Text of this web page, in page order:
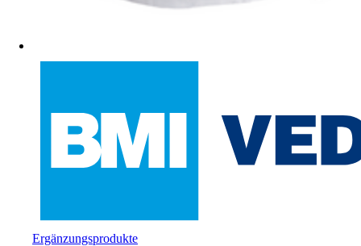
Ergänzungsprodukte